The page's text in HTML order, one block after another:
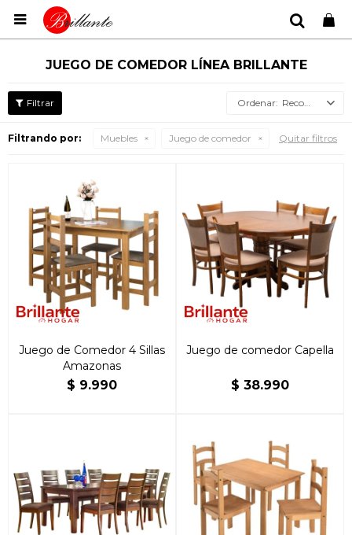

JUEGO DE COMEDOR LÍNEA BRILLANTE
Recomendados
Filtrando por: Muebles Juego de comedor Quitar filtros
Juego de Comedor 4 Sillas
Amazonas
$ 9.990
Juego de comedor Capella
$ 38.990